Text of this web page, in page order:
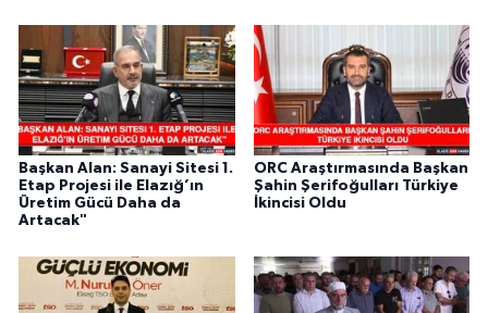
Başkan Alan: Sanayi Sitesi 1.
Etap Projesi ile Elazığ’ın
Üretim Gücü Daha da
Artacak"
ORC Araştırmasında Başkan
Şahin Şerifoğulları Türkiye
İkincisi Oldu